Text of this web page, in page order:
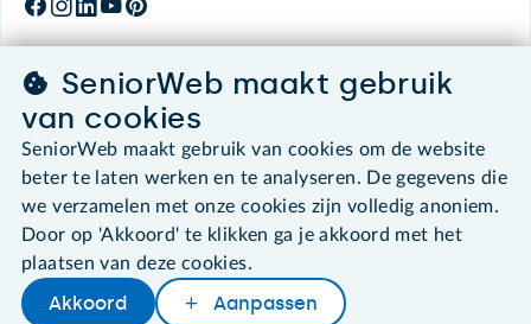
Later lezenDelenWoordenboek
©2026 SeniorWeb
Algemene voorwaarden
Disclaimer
Privacybeleid
About SeniorWeb
SeniorWeb maakt gebruik
van cookies
SeniorWeb maakt gebruik van cookies om de website
beter te laten werken en te analyseren. De gegevens die
we verzamelen met onze cookies zijn volledig anoniem.
Door op 'Akkoord' te klikken ga je akkoord met het
plaatsen van deze cookies.
Akkoord Aanpassen